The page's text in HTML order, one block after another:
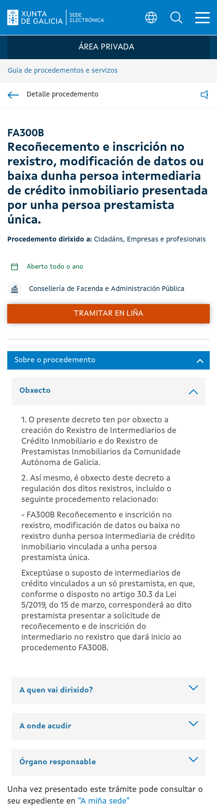
Logo da Sede electrónica da Xunta de
ÁREA PRIVADA
Guía de procedementos e servizos
Detalle procedemento
FA300B
Recoñecemento e inscrición no
rexistro, modificación de datos ou
baixa dunha persoa intermediaria
de crédito inmobiliario presentada
por unha persoa prestamista
única.
Procedemento dirixido a: Cidadáns, Empresas e profesionais
Aberto todo o ano
Consellería de Facenda e Administración Pública
TRAMITAR EN LIÑA
Obxecto
1. O presente decreto ten por obxecto a
creación do Rexistro de Intermediarios de
Crédito Inmobiliario e do Rexistro de
Prestamistas Inmobiliarios da Comunidade
Autónoma de Galicia.
2. Así mesmo, é obxecto deste decreto a
regulación dos ditos rexistros, incluído o
seguinte procedemento relacionado:
- FA300B Recoñecemento e inscrición no
rexistro, modificación de datos ou baixa no
rexistro dunha persoa intermediaria de crédito
inmobiliario vinculada a unha persoa
prestamista única.
Exceptúase o suposto de intermediarios de
crédito vinculados a un só prestamista, en que,
conforme o disposto no artigo 30.3 da Lei
5/2019, do 15 de marzo, corresponderá ao dito
prestamista presentar a solicitude de
recoñecemento e de inscrición do
intermediario no rexistro que dará inicio ao
procedemento FA300B.
A quen vai dirixido?
A onde acudir
Órgano responsable
Unha vez presentado este trámite pode consultar o
seu expediente en "A miña sede"